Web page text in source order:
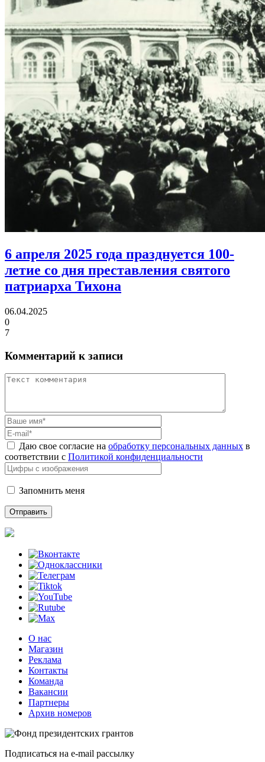
6 апреля 2025 года празднуется 100-
летие со дня преставления святого
патриарха Тихона
06.04.2025
0
7
Комментарий к записи
Даю свое согласие на обработку персональных данных в
соответствии с Политикой конфиденциальности
Запомнить меня
О нас
Магазин
Реклама
Контакты
Команда
Вакансии
Партнеры
Архив номеров
Подписаться на e-mail рассылку